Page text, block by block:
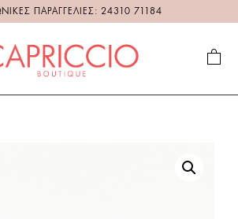
ΠΑΡΑΓΓΕΛΙΕΣ: 24310 71184